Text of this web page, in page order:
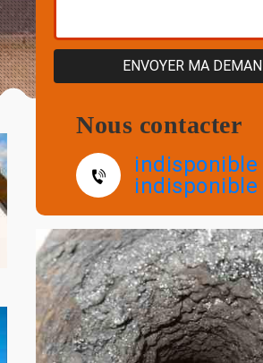
Nous contacter
indisponible
indisponible